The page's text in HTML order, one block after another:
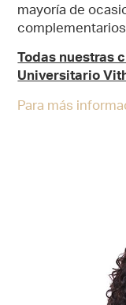
mayoría de
Todas nuestras
Universitario
Para más